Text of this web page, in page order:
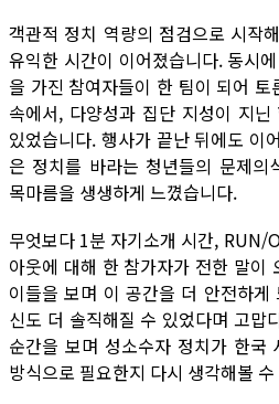
객관적 정치 역량의 점검으로 시작
유익한 시간이 이어졌습니다. 동시
을 가진 참여자들이 한 팀이 되어
속에서, 다양성과 집단 지성이 지
있었습니다. 행사가 끝난 뒤에도 이
은 정치를 바라는 청년들의 문제의
목마름을 생생하게 느꼈습니다.
무엇보다 1분 자기소개 시간, RUN/
아웃에 대해 한 참가자가 전한 말이
이들을 보며 이 공간을 더 안전하
신도 더 솔직해질 수 있었다며 고맙
순간을 보며 성소수자 정치가 한국
방식으로 필요한지 다시 생각해볼